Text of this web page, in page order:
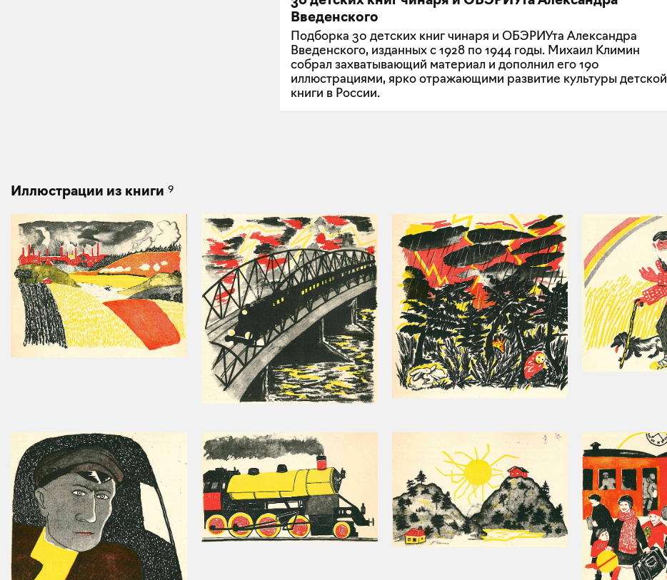
Введенского
Подборка 30 детских книг чинаря и ОБЭРИУта Александра
Введенского, изданных с 1928 по 1944 годы. Михаил Климин
собрал захватывающий материал и дополнил его 190
иллюстрациями, ярко отражающими развитие культуры детской
книги в России.
Иллюстрации из книги 9